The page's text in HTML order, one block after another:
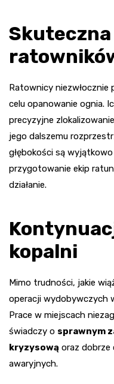
Ratownicy niezwłocznie
celu opanowanie ognia.
precyzyjne
jego dalszemu
głębokości są
przygotowanie ekip
działanie.
kopalni
Mimo trudności, jakie
operacji wydobywczych
Prace w miejscach
świadczy o sprawnym
kryzysową oraz dobrze
awaryjnych.